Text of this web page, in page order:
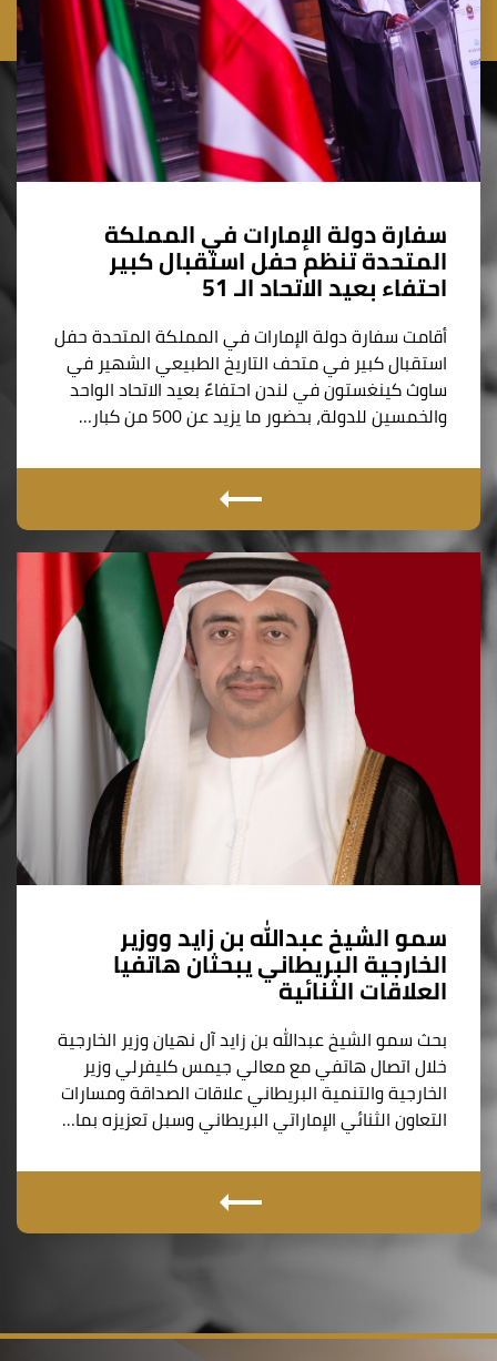
سفارة دولة الإمارات في المملكة
المتحدة تنظم حفل استقبال كبير
احتفاء بعيد الاتحاد الـ 51
أقامت سفارة دولة الإمارات في المملكة المتحدة حفل
استقبال كبير في متحف التاريخ الطبيعي الشهير في
ساوث كينغستون في لندن احتفاءً بعيد الاتحاد الواحد
والخمسين للدولة، بحضور ما يزيد عن 500 من كبار…
سمو الشيخ عبدالله بن زايد ووزير
الخارجية البريطاني يبحثان هاتفيا
العلاقات الثنائية
بحث سمو الشيخ عبدالله بن زايد آل نهيان وزير الخارجية
خلال اتصال هاتفي مع معالي جيمس كليفرلي وزير
الخارجية والتنمية البريطاني علاقات الصداقة ومسارات
التعاون الثنائي الإماراتي البريطاني وسبل تعزيزه بما…